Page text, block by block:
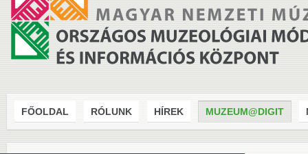
FŐOLDAL RÓLUNK HÍREK MUZEUM@DIGIT